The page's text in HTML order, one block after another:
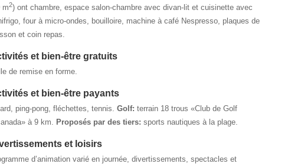
m2) ont chambre, espace salon-chambre avec divan-lit et cuisinette avec
four à micro-ondes, bouilloire, machine à café Nespresso, plaques de
et coin repas.
et bien-être gratuits
de remise en forme.
et bien-être payants
ping-pong, fléchettes, tennis. Golf: terrain 18 trous «Club de Golf
à 9 km.
Proposés par des tiers: sports nautiques à la plage.
et loisirs
d’animation varié en journée, divertissements, spectacles et